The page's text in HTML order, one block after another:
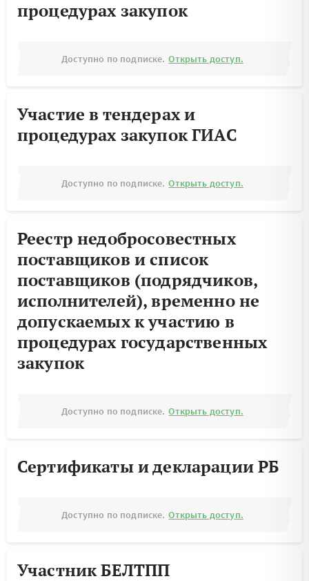
процедурах закупок
Доступно по подписке. Открыть доступ.
Участие в тендерах и
процедурах закупок ГИАС
Доступно по подписке. Открыть доступ.
Реестр недобросовестных
поставщиков и список
поставщиков (подрядчиков,
исполнителей), временно не
допускаемых к участию в
процедурах государственных
закупок
Доступно по подписке. Открыть доступ.
Сертификаты и декларации РБ
Доступно по подписке. Открыть доступ.
Участник БЕЛТПП